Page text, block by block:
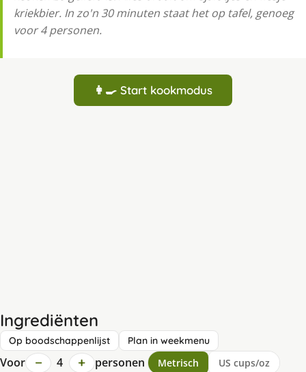
kriekbier. In zo'n 30 minuten staat het op tafel, genoeg
voor 4 personen.
👩‍🍳 Start kookmodus
Ingrediënten
Op boodschappenlijst Plan in weekmenu
Voor − 4 + personen Metrisch US cups/oz